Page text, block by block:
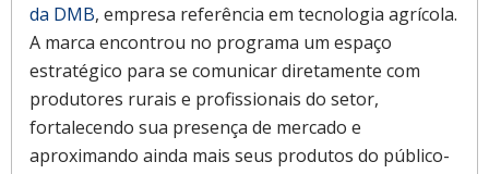
da DMB, empresa referência em tecnologia agrícola.
A marca encontrou no programa um espaço
estratégico para se comunicar diretamente com
produtores rurais e profissionais do setor,
fortalecendo sua presença de mercado e
aproximando ainda mais seus produtos do público-